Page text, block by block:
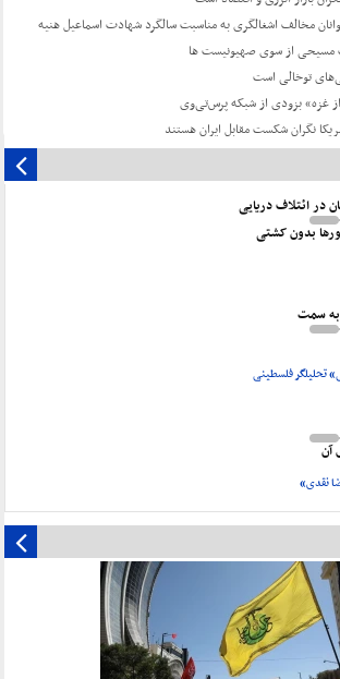
جوانان مخالف اشغالگری به مناسبت سالگرد شهادت اسماعیل هنیه
از سوی صهیونیست ها
توخالی است
غزه» بزودی از شبکه پرس‌تی‌وی
نگران شکست مقابل ایران هستند
در ائتلاف دریایی
بدون کشتی
به سمت
تحلیلگر فلسطینی
آن
نقدی»